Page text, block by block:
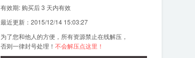
有效期: 购买后 3 天内有效
最近更新：2015/12/14 15:03:27
为了您和他人的方便，所有资源禁止在线解压，
否则一律封号处理！ 不会解压点这里！